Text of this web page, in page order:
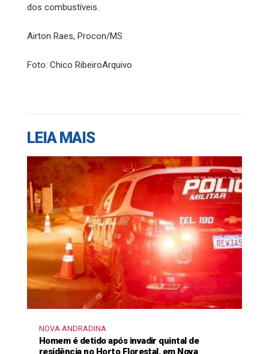
dos combustíveis.
Airton Raes, Procon/MS
Foto: Chico RibeiroArquivo
LEIA MAIS
NOVA ANDRADINA
Homem é detido após invadir quintal de
residência no Horto Florestal, em Nova